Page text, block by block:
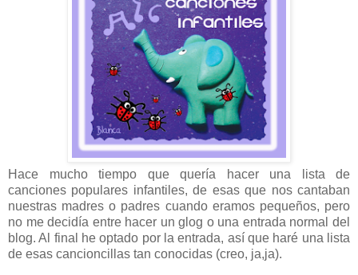
Hace mucho tiempo que quería hacer una lista de
canciones populares infantiles, de esas que nos cantaban
nuestras madres o padres cuando eramos pequeños, pero
no me decidía entre hacer un glog o una entrada normal del
blog. Al final he optado por la entrada, así que haré una lista
de esas cancioncillas tan conocidas (creo, ja,ja).